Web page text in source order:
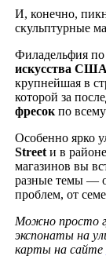
И, конечно,
скульптурные
Филадельфия по
искусства США
крупнейшая в
которой за
фресокпо всему
Особенно ярко
Streetи в районе
магазинов вы
разные темы —
проблем, от
Можно просто
экспонаты на
карты на сайте